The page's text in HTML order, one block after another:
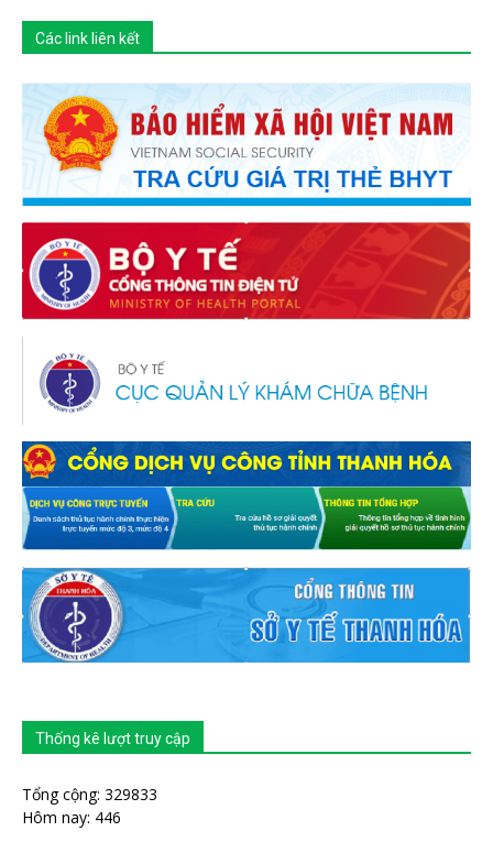
Các link liên kết
Thống kê lượt truy cập
Tổng cộng: 329833
Hôm nay: 446